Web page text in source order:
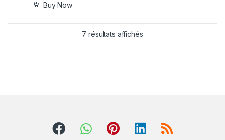
Buy Now
7 résultats affichés